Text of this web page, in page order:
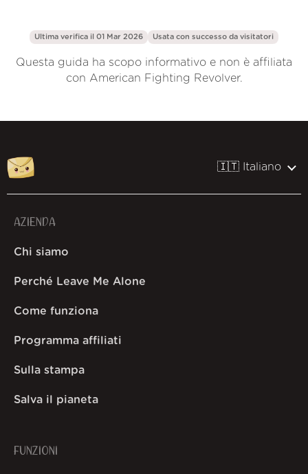
Ultima verifica il 01 Mar 2026 Usata con successo da visitatori
Questa guida ha scopo informativo e non è affiliata
con American Fighting Revolver.
🇮🇹 Italiano
AZIENDA
Chi siamo
Perché Leave Me Alone
Come funziona
Programma affiliati
Sulla stampa
Salva il pianeta
FUNZIONI